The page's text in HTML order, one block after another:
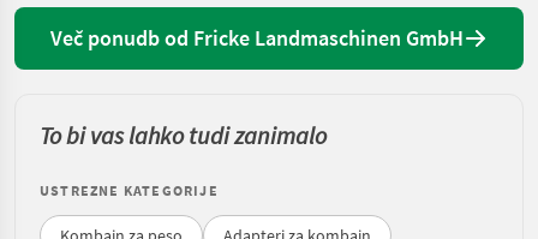
Več ponudb od Fricke Landmaschinen GmbH
To bi vas lahko tudi zanimalo
USTREZNE KATEGORIJE